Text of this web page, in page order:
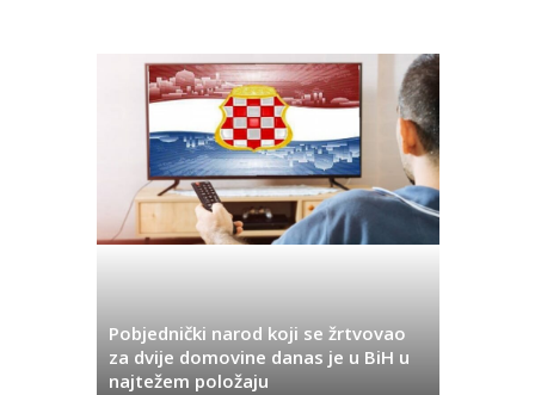
Pobjednički narod koji se žrtvovao
za dvije domovine danas je u BiH u
najtežem položaju